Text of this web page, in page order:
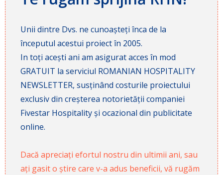
Unii dintre Dvs. ne cunoașteți înca de la
începutul acestui proiect în 2005.
In toți acești ani am asigurat acces în mod
GRATUIT la serviciul ROMANIAN HOSPITALITY
NEWSLETTER, susținând costurile proiectului
exclusiv din creșterea notorietății companiei
Fivestar Hospitality și ocazional din publicitate
online.
Dacă apreciați efortul nostru din ultimii ani, sau
ați gasit o știre care v-a adus beneficii, vă rugăm